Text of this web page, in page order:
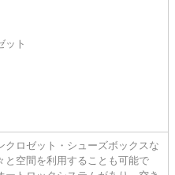
ット
クロゼット・シューズボックスな
と空間を利用することも可能で